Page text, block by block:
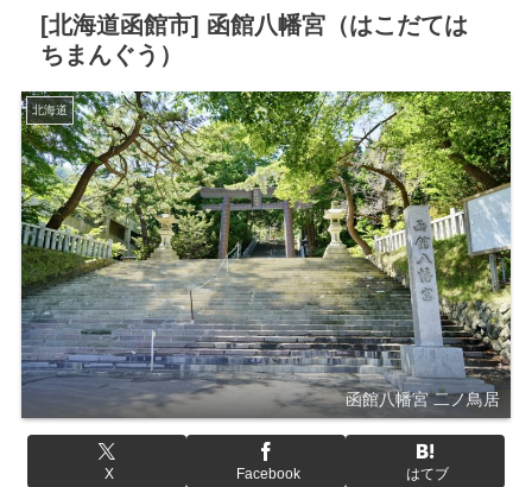
[北海道函館市] 函館八幡宮（はこだては
ちまんぐう）
北海道
函館八幡宮 二ノ鳥居
X Facebook はてブ